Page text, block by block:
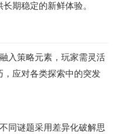
期稳定的新鲜体验。
入策略元素，玩家需灵活
，应对各类探索中的突发
同谜题采用差异化破解思